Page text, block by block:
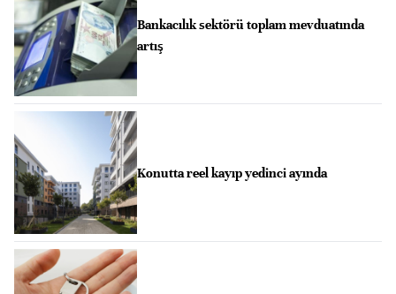
Bankacılık sektörü toplam mevduatında
artış
Konutta reel kayıp yedinci ayında